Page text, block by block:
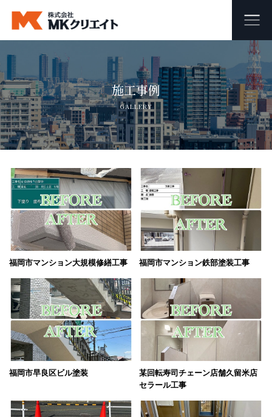
ホーム
MKクリエイトのワンストップ自社施工
ビル・マンション・商業施設の大規模修繕工事
外壁塗装・防水工事
オフィス・店舗の内装リフォーム・リノベーション
足場組み立て・解体工事
会社概要
採用情報
プライバシーポリシー
お問い合わせ
施工事例
お知らせ
施工事例
GALLERY
福岡市マンション大規模修繕工事 福岡市マンション鉄部塗装工事
福岡市早良区ビル塗装
某回転寿司チェーン店舗久留米店
セラール工事